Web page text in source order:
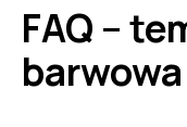
FAQ –
barwowa